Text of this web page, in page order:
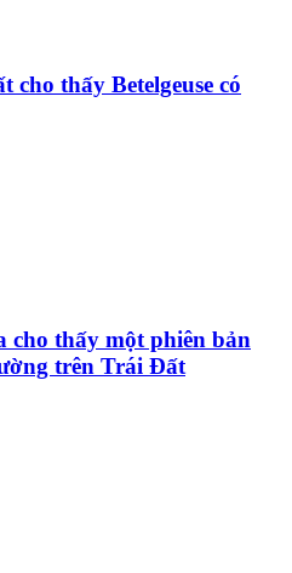
thấy Betelgeuse có
cho thấy một phiên bản
trên Trái Đất